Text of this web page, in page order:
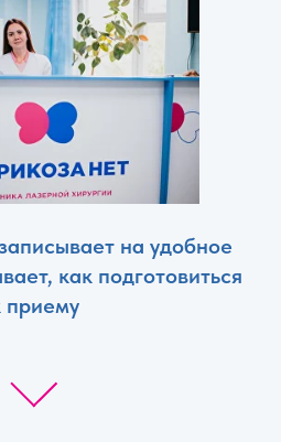
на удобное
как подготовиться
приему